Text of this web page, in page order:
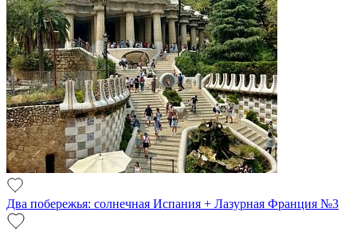
Два побережья: солнечная Испания + Лазурная Франция №3